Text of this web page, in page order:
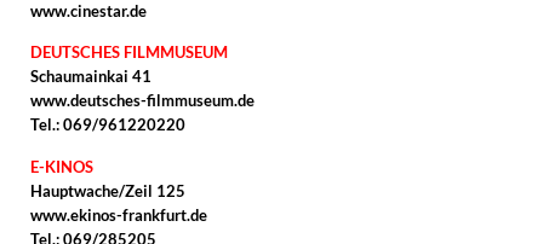
www.cinestar.de
DEUTSCHES FILMMUSEUM
Schaumainkai 41
www.deutsches-filmmuseum.de
Tel.: 069/961220220
E-KINOS
Hauptwache/Zeil 125
www.ekinos-frankfurt.de
Tel.: 069/285205